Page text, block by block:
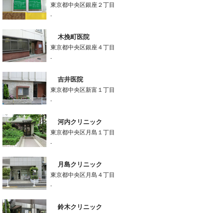
東京都中央区銀座２丁目
-
木挽町医院
東京都中央区銀座４丁目
-
吉井医院
東京都中央区新富１丁目
-
河内クリニック
東京都中央区月島１丁目
-
月島クリニック
東京都中央区月島４丁目
-
鈴木クリニック